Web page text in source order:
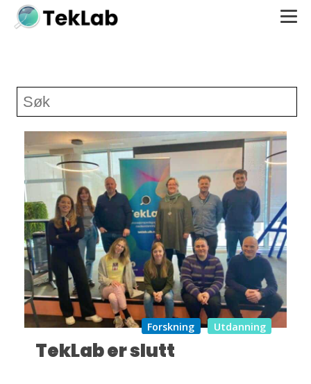
Forskning Utdanning
TekLab er slutt